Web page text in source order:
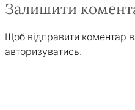
Залишити
Щоб відправити коментар
авторизуватись.